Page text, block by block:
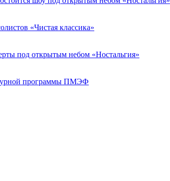
«Чистая классика»
под открытым небом «Ностальгия»
программы ПМЭФ